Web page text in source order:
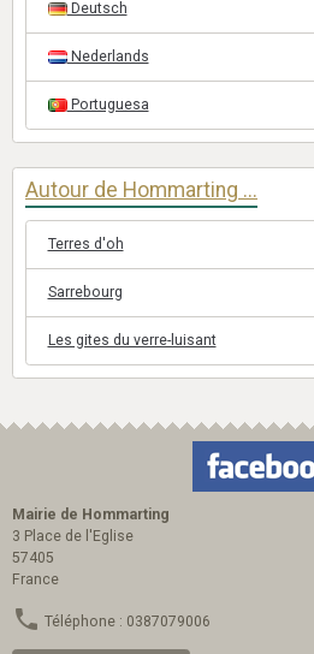
Deutsch
Nederlands
Portuguesa
Autour de Hommarting ...
Terres d'oh
Sarrebourg
Les gites du verre-luisant
Mairie de Hommarting
3 Place de l'Eglise
57405
France
Téléphone : 0387079006